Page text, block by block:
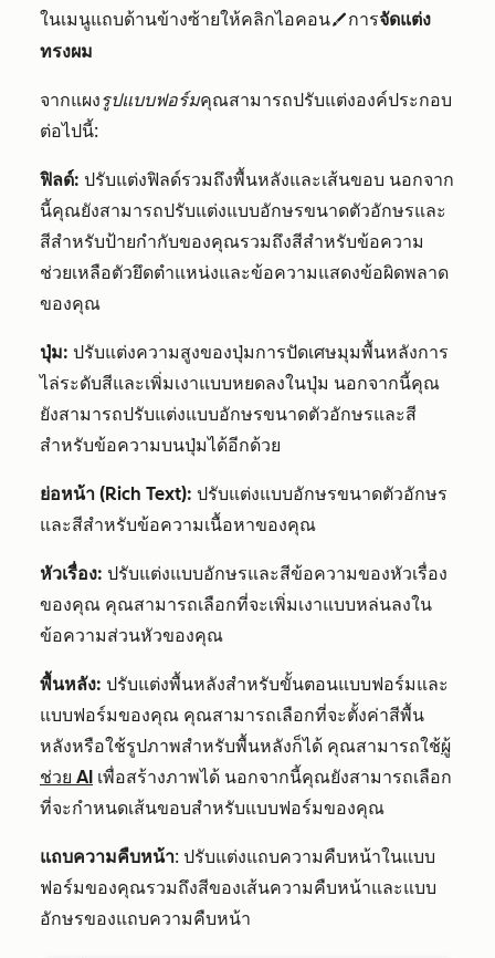
ในเมนูแถบด้านข้างซ้ายให้คลิกไอคอนstylesการจัดแต่ง
ทรงผม
จากแผงรูปแบบฟอร์มคุณสามารถปรับแต่งองค์ประกอบ
ต่อไปนี้:
ฟิลด์: ปรับแต่งฟิลด์รวมถึงพื้นหลังและเส้นขอบ นอกจาก
นี้คุณยังสามารถปรับแต่งแบบอักษรขนาดตัวอักษรและ
สีสำหรับป้ายกำกับของคุณรวมถึงสีสำหรับข้อความ
ช่วยเหลือตัวยึดตำแหน่งและข้อความแสดงข้อผิดพลาด
ของคุณ
ปุ่ม: ปรับแต่งความสูงของปุ่มการปัดเศษมุมพื้นหลังการ
ไล่ระดับสีและเพิ่มเงาแบบหยดลงในปุ่ม นอกจากนี้คุณ
ยังสามารถปรับแต่งแบบอักษรขนาดตัวอักษรและสี
สำหรับข้อความบนปุ่มได้อีกด้วย
ย่อหน้า (Rich Text): ปรับแต่งแบบอักษรขนาดตัวอักษร
และสีสำหรับข้อความเนื้อหาของคุณ
หัวเรื่อง: ปรับแต่งแบบอักษรและสีข้อความของหัวเรื่อง
ของคุณ คุณสามารถเลือกที่จะเพิ่มเงาแบบหล่นลงใน
ข้อความส่วนหัวของคุณ
พื้นหลัง: ปรับแต่งพื้นหลังสำหรับขั้นตอนแบบฟอร์มและ
แบบฟอร์มของคุณ คุณสามารถเลือกที่จะตั้งค่าสีพื้น
หลังหรือใช้รูปภาพสำหรับพื้นหลังก็ได้ คุณสามารถใช้ผู้
ช่วย AI เพื่อสร้างภาพได้ นอกจากนี้คุณยังสามารถเลือก
ที่จะกำหนดเส้นขอบสำหรับแบบฟอร์มของคุณ
แถบความคืบหน้า: ปรับแต่งแถบความคืบหน้าในแบบ
ฟอร์มของคุณรวมถึงสีของเส้นความคืบหน้าและแบบ
อักษรของแถบความคืบหน้า